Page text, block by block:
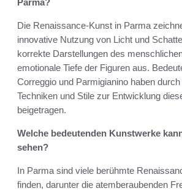
Parma?
Die Renaissance-Kunst in Parma
innovative Nutzung von Licht und
korrekte Darstellungen des
emotionale Tiefe der Figuren aus.
Correggio und Parmigianino haben
Techniken und Stile zur Entwicklung
beigetragen.
Welche bedeutenden Kunstwerke
sehen?
In Parma sind viele berühmte
finden, darunter die atemberaubenden